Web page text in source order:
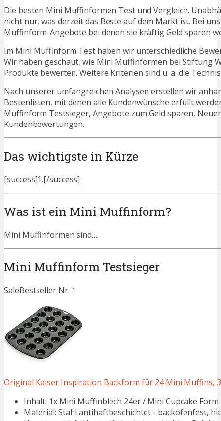
Die besten Mini Muffinformen Test und Vergleich.
nicht nur, was derzeit das Beste auf dem Markt ist. Bei
Muffinform-Angebote bei denen sie kräftig Geld sparen
Im Mini Muffinform Test haben wir unterschiedliche
Wir haben geschaut, wie Mini Muffinformen bei Stiftung
Produkte bewerten. Weitere Kriterien sind u. a. die
Nach unserer umfangreichen Analysen erstellen wir
Bestenlisten, mit denen alle Kundenwünsche erfüllt
Muffinform Testsieger, Angebote zum Geld sparen,
Kundenbewertungen.
Das wichtigste in Kürze
[success]1.[/success]
Was ist ein Mini Muffinform?
Mini Muffinformen sind…
Mini Muffinform Testsieger
SaleBestseller Nr. 1
Original Kaiser Inspiration Backform für 24 Mini Muffins,
Inhalt: 1x Mini Muffinblech 24er / Mini Cupcake
Material: Stahl antihaftbeschichtet - backofenfest,